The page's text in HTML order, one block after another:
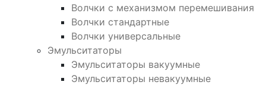
Волчки с механизмом перемешивания
Волчки стандартные
Волчки универсальные
Эмульситаторы
Эмульситаторы вакуумные
Эмульситаторы невакуумные